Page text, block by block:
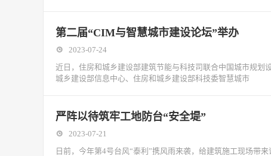
第二届“CIM与智慧城市建设论坛”举办
2023-07-24
近日，住房和城乡建设部建筑节能与科技司联合中国城市规划
城乡建设部信息中心、住房和城乡建设部科技委智慧城市
严阵以待筑牢工地防台“安全堤”
2023-07-21
日前，今年第4号台风“泰利”携风雨来袭，给建筑施工现场带